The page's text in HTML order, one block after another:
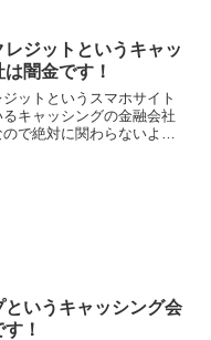
書いていますが、完全に
し...
レジットというキャッ
闇金です！
ットというスマホサイト
キャッシングの金融会社
で絶対に関わらないよう
というキャッシング会
！